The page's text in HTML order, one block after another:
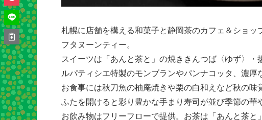
札幌に店舗を構える和菓子と静岡茶のカフェ＆ショッ
フタヌーンティー。
スイーツは「あんと茶と」の焼ききんつば〈ゆず〉
ルパティシエ特製のモンブランやパンナコッタ、濃厚
お食事には秋刀魚の柚庵焼きや栗の白和えなど秋の味
ふたを開けると彩り豊かな手まり寿司が並び季節の華
お飲み物はフリーフローで提供。お茶は「あんと茶